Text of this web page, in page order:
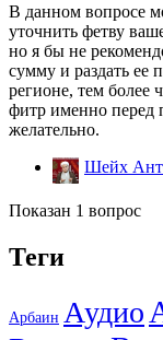
В данном вопросе
уточнить фетву
но я бы не
сумму и раздать ее
регионе, тем более
фитр именно перед
желательно.
Шейх
Показан 1 вопрос
Теги
Арбаин Аудио